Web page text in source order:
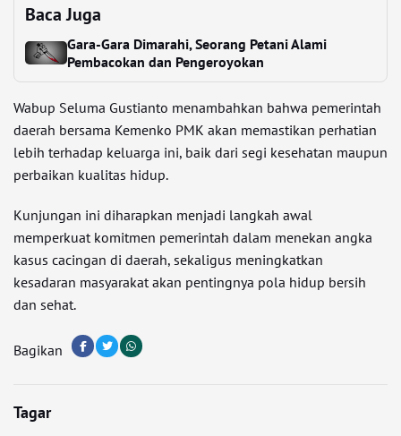
Baca Juga
Gara-Gara Dimarahi, Seorang Petani Alami
Pembacokan dan Pengeroyokan
Wabup Seluma Gustianto menambahkan bahwa pemerintah
daerah bersama Kemenko PMK akan memastikan perhatian
lebih terhadap keluarga ini, baik dari segi kesehatan maupun
perbaikan kualitas hidup.
Kunjungan ini diharapkan menjadi langkah awal
memperkuat komitmen pemerintah dalam menekan angka
kasus cacingan di daerah, sekaligus meningkatkan
kesadaran masyarakat akan pentingnya pola hidup bersih
dan sehat.
Bagikan
Tagar